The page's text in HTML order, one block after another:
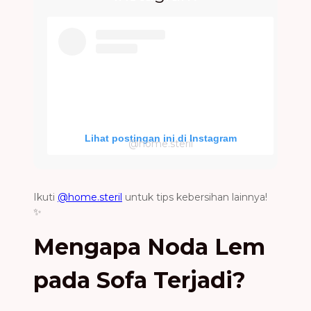
Lihat postingan ini di Instagram
@home.steril
Ikuti @home.steril untuk tips kebersihan lainnya!
✨
Mengapa Noda Lem
pada Sofa Terjadi?